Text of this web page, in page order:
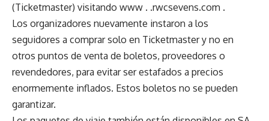
(Ticketmaster) visitando www . .rwcsevens.com .
Los organizadores nuevamente instaron a los
seguidores a comprar solo en Ticketmaster y no en
otros puntos de venta de boletos, proveedores o
revendedores, para evitar ser estafados a precios
enormemente inflados. Estos boletos no se pueden
garantizar.